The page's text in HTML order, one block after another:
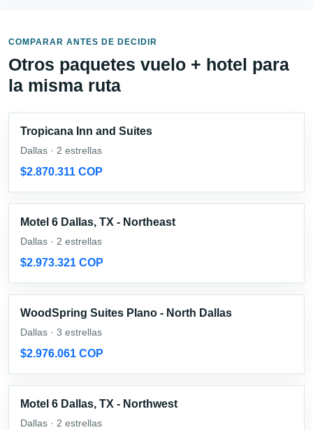
COMPARAR ANTES DE DECIDIR
Otros paquetes vuelo + hotel para
la misma ruta
Tropicana Inn and Suites
Dallas · 2 estrellas
$2.870.311 COP
Motel 6 Dallas, TX - Northeast
Dallas · 2 estrellas
$2.973.321 COP
WoodSpring Suites Plano - North Dallas
Dallas · 3 estrellas
$2.976.061 COP
Motel 6 Dallas, TX - Northwest
Dallas · 2 estrellas